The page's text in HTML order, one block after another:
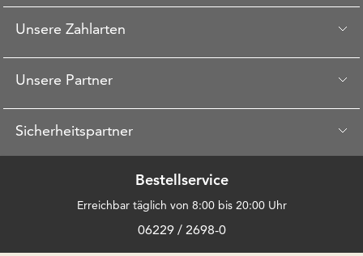
Unsere Zahlarten
Unsere Partner
Sicherheitspartner
Bestellservice
Erreichbar täglich von 8:00 bis 20:00 Uhr
06229 / 2698-0